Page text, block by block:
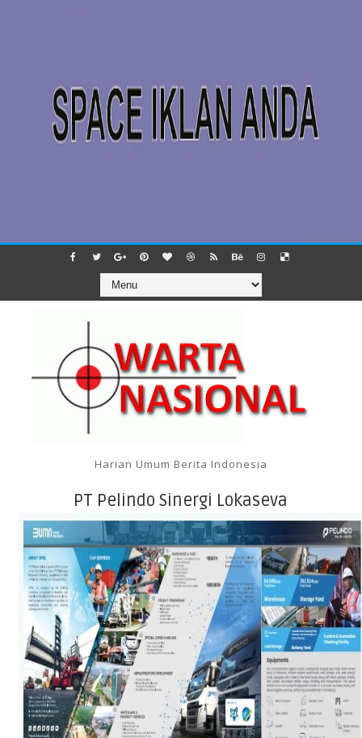
Harian Umum Berita Indonesia
PT Pelindo Sinergi Lokaseva